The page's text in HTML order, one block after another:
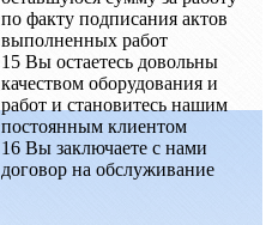
по факту подписания актов
выполненных работ
15 Вы остаетесь довольны
качеством оборудования и
работ и становитесь нашим
постоянным клиентом
16 Вы заключаете с нами
договор на обслуживание